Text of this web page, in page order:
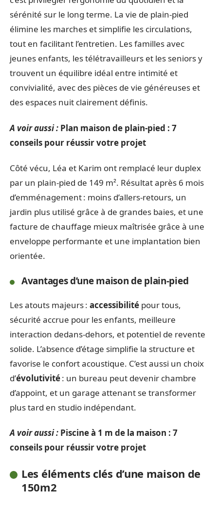
sérénité sur le long terme. La vie de plain-pied
élimine les marches et simplifie les circulations,
tout en facilitant l’entretien. Les familles avec
jeunes enfants, les télétravailleurs et les seniors y
trouvent un équilibre idéal entre intimité et
convivialité, avec des pièces de vie généreuses et
des espaces nuit clairement définis.
A voir aussi : Plan maison de plain-pied : 7
conseils pour réussir votre projet
Côté vécu, Léa et Karim ont remplacé leur duplex
par un plain-pied de 149 m². Résultat après 6 mois
d’emménagement : moins d’allers-retours, un
jardin plus utilisé grâce à de grandes baies, et une
facture de chauffage mieux maîtrisée grâce à une
enveloppe performante et une implantation bien
orientée.
Avantages d’une maison de plain-pied
Les atouts majeurs : accessibilité pour tous,
sécurité accrue pour les enfants, meilleure
interaction dedans-dehors, et potentiel de revente
solide. L’absence d’étage simplifie la structure et
favorise le confort acoustique. C’est aussi un choix
d’évolutivité: un bureau peut devenir chambre
d’appoint, et un garage attenant se transformer
plus tard en studio indépendant.
A voir aussi : Piscine à 1 m de la maison : 7
conseils pour réussir votre projet
Les éléments clés d’une maison de
150m2